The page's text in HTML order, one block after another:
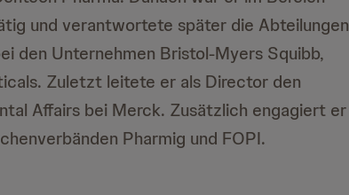
und verantwortete später die Abteilungen
den Unternehmen Bristol-Myers Squibb,
Zuletzt leitete er als Director den
Affairs bei Merck. Zusätzlich engagiert er
Pharmig und FOPI.